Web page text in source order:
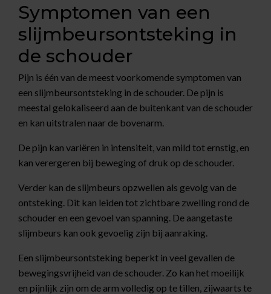
Symptomen van een
slijmbeursontsteking in
de schouder
Pijn is één van de meest voorkomende symptomen van
een slijmbeursontsteking in de schouder. De pijn is
meestal gelokaliseerd aan de buitenkant van de schouder
en kan uitstralen naar de bovenarm.
De pijn kan variëren in intensiteit, van mild tot ernstig, en
kan verergeren bij beweging of druk op de schouder.
Verder kan de slijmbeurs opzwellen als gevolg van de
ontsteking. Dit kan leiden tot zichtbare zwelling rond de
schouder en een gevoel van spanning. De aangetaste
slijmbeurs kan ook gevoelig zijn bij aanraking.
Een slijmbeursontsteking beperkt in veel gevallen de
bewegingsvrijheid van de schouder. Zo kan het moeilijk
en pijnlijk zijn om de arm volledig op te tillen, zijwaarts te